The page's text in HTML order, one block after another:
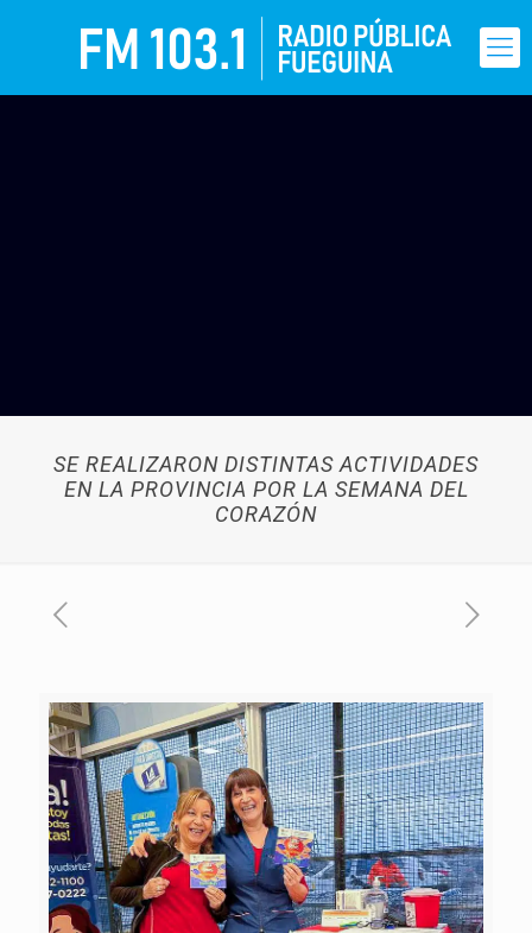
SE REALIZARON DISTINTAS ACTIVIDADES
EN LA PROVINCIA POR LA SEMANA DEL
CORAZÓN